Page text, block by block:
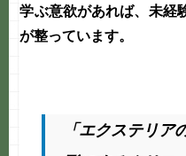
学ぶ意欲があれば、未経
が整っています。
「エクステリ